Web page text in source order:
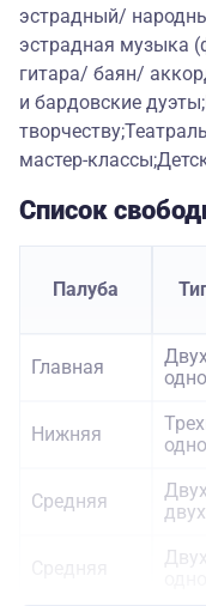
эстрадный/
эстрадная музыка
гитара/ баян/
и бардовские
мастер-
Список
Палуба
Главная
Нижняя
Средняя